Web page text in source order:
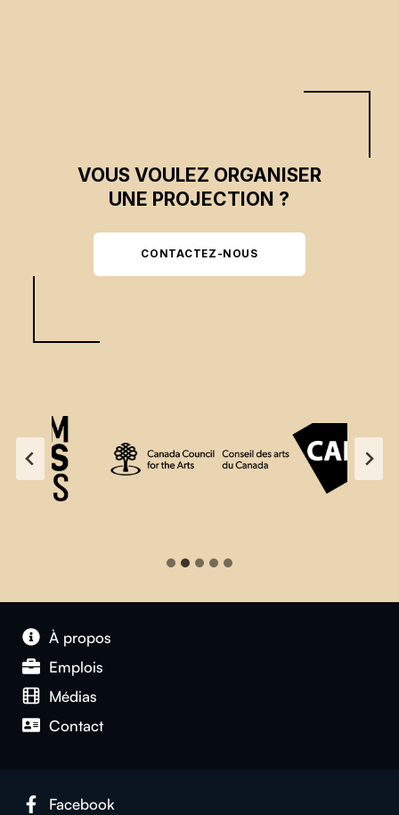
VOUS VOULEZ ORGANISER
UNE PROJECTION ?
CONTACTEZ-NOUS
À propos
Emplois
Médias
Contact
Facebook